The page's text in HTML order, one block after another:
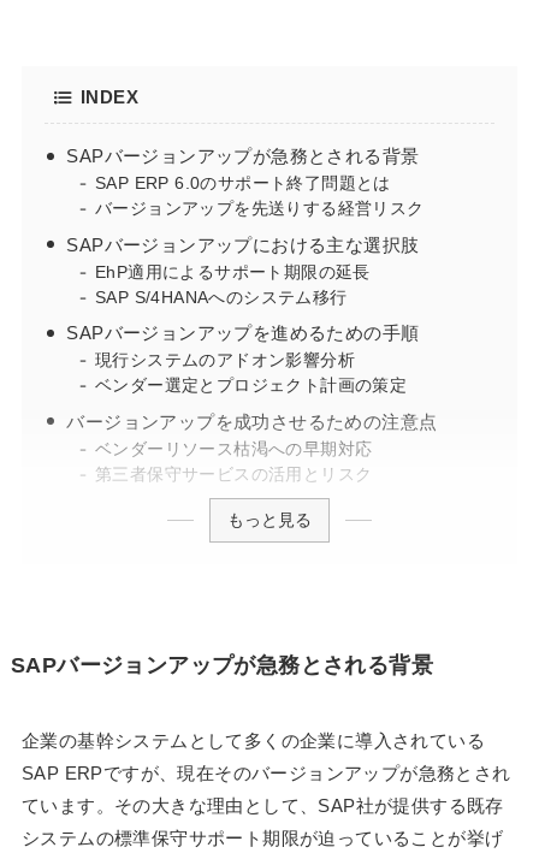
INDEX
SAPバージョンアップが急務とされる背景
SAP ERP 6.0のサポート終了問題とは
バージョンアップを先送りする経営リスク
SAPバージョンアップにおける主な選択肢
EhP適用によるサポート期限の延長
SAP S/4HANAへのシステム移行
SAPバージョンアップを進めるための手順
現行システムのアドオン影響分析
ベンダー選定とプロジェクト計画の策定
バージョンアップを成功させるための注意点
ベンダーリソース枯渇への早期対応
第三者保守サービスの活用とリスク
もっと見る
SAPバージョンアップが急務とされる背景
企業の基幹システムとして多くの企業に導入されている
SAP ERPですが、現在そのバージョンアップが急務とされ
ています。その大きな理由として、SAP社が提供する既存
システムの標準保守サポート期限が迫っていることが挙げ